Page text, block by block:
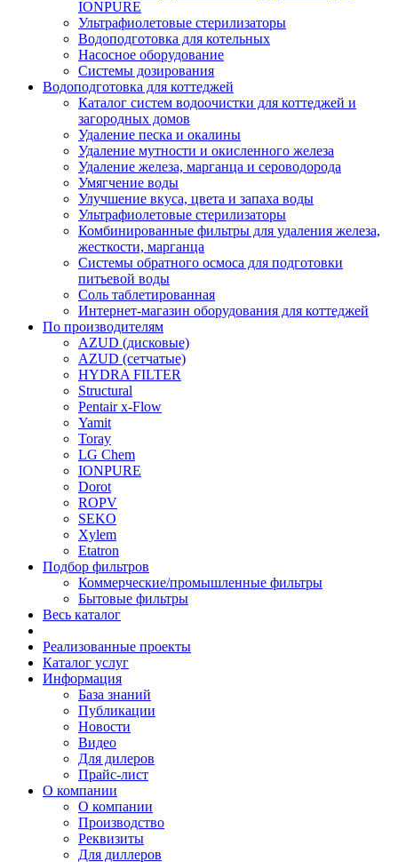
IONPURE
Ультрафиолетовые стерилизаторы
Водоподготовка для котельных
Насосное оборудование
Системы дозирования
Водоподготовка для коттеджей
Каталог систем водоочистки для коттеджей и
загородных домов
Удаление песка и окалины
Удаление мутности и окисленного железа
Удаление железа, марганца и сероводорода
Умягчение воды
Улучшение вкуса, цвета и запаха воды
Ультрафиолетовые стерилизаторы
Комбинированные фильтры для удаления железа,
жесткости, марганца
Системы обратного осмоса для подготовки
питьевой воды
Соль таблетированная
Интернет-магазин оборудования для коттеджей
По производителям
AZUD (дисковые)
AZUD (сетчатые)
HYDRA FILTER
Structural
Pentair x-Flow
Yamit
Toray
LG Chem
IONPURE
Dorot
ROPV
SEKO
Xylem
Etatron
Подбор фильтров
Коммерческие/промышленные фильтры
Бытовые фильтры
Весь каталог
Реализованные проекты
Каталог услуг
Информация
База знаний
Публикации
Новости
Видео
Для дилеров
Прайс-лист
О компании
О компании
Производство
Реквизиты
Для диллеров